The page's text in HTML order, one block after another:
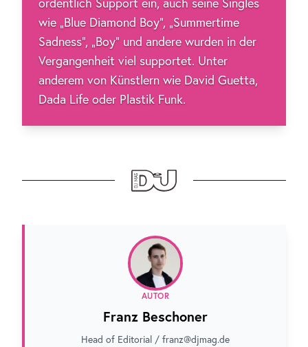
wie „Blue Diamond Boy“, „Summertime
Sadness“, „Boy“ und andere wurden in der
Vergangenheit viel supportet. Unter
anderem von Künstlern wie David Guetta,
Dada Life oder Plastik Funk.
AUTOR
Franz Beschoner
Head of Editorial / franz@djmag.de